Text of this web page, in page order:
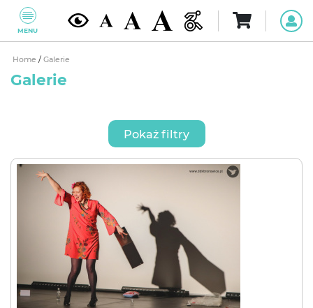
MENU
Home / Galerie
Galerie
Pokaż filtry